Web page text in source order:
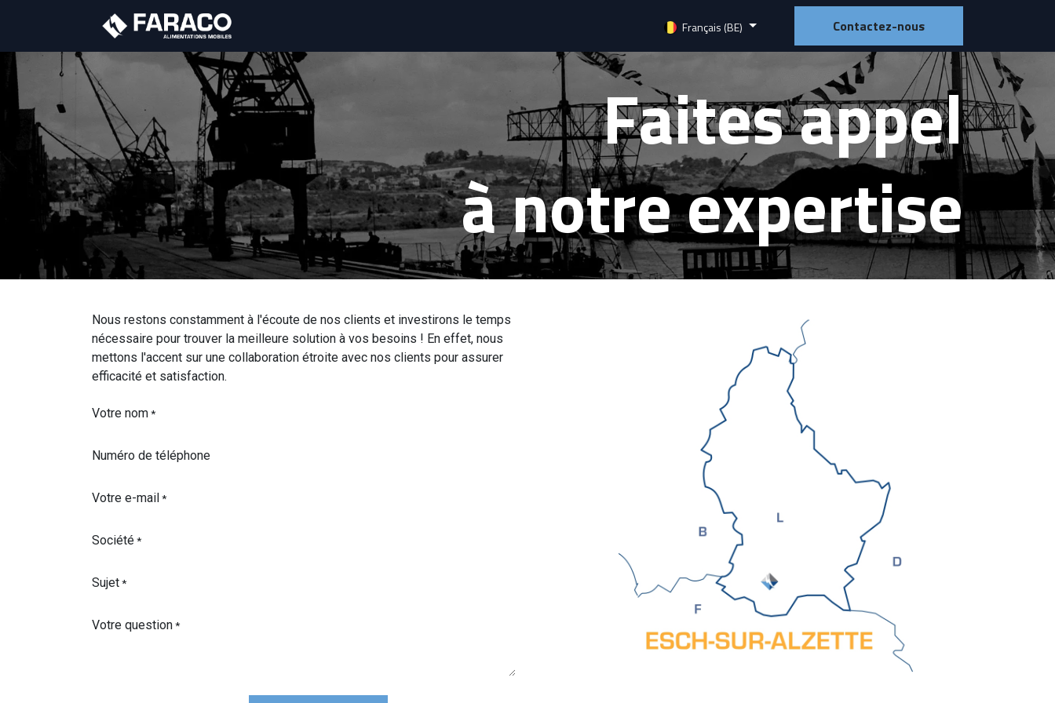
Français (BE) Contactez-nous
Faites appel
à notre expertise
Nous restons constamment à l'écoute de nos clients et investirons le temps
nécessaire pour trouver la meilleure solution à vos besoins ! En effet, nous
mettons l'accent sur une collaboration étroite avec nos clients pour assurer
efficacité et satisfaction.
Votre nom*
Numéro de téléphone
Votre e-mail*
Société*
Sujet*
Votre question*